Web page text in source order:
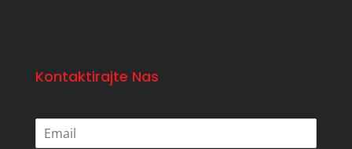
Kontaktirajte Nas